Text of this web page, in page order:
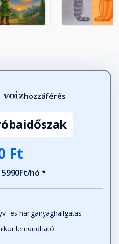
hozzáférés
Ft
5990Ft/hó *
és hanganyaghallgatás
lemondható